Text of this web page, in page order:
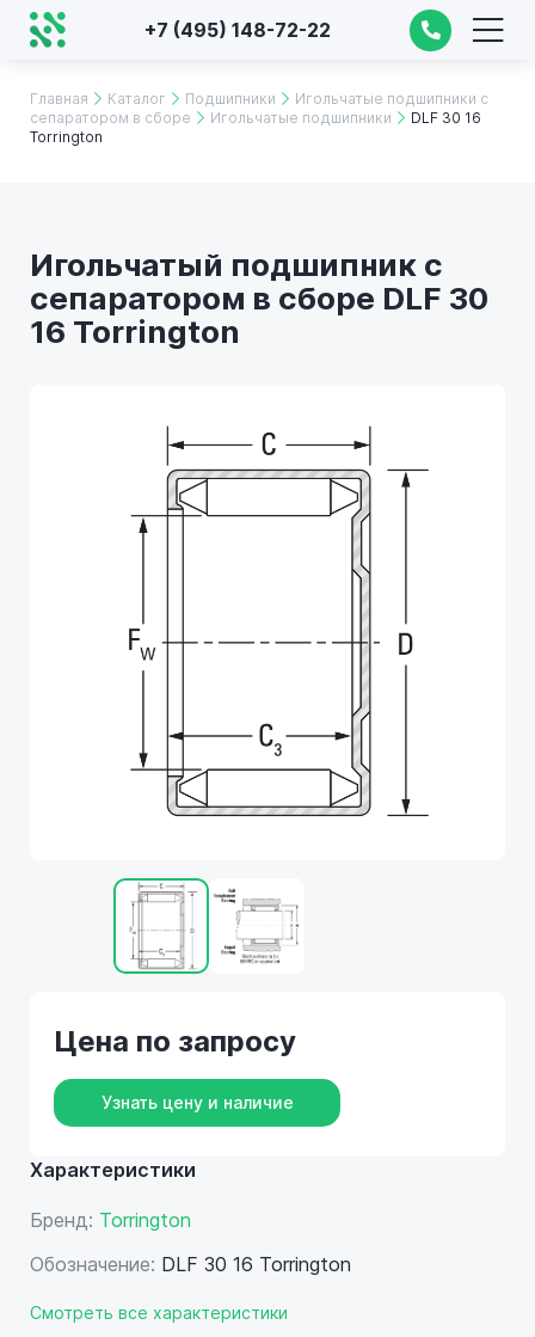
+7 (495) 148-72-22
Главная Каталог Подшипники
Игольчатые подшипники с
сепаратором в сборе
Игольчатые подшипники
DLF 30 16
Torrington
Игольчатый подшипник с
сепаратором в сборе DLF 30
16 Torrington
Характеристики
Бренд: Torrington
Обозначение: DLF 30 16 Torrington
Смотреть все характеристики
Цена по запросу
Узнать цену и наличие